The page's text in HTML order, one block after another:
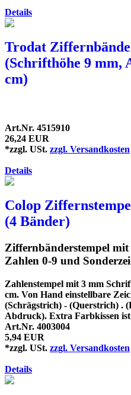
Details
Trodat
(Schrifthöhe 9 mm,
cm)
Art.Nr. 4515910
26,24 EUR
*zzgl. USt. zzgl. Versandkosten
Details
Colop
(4 Bänder)
Ziffernbänderstempel
Zahlen 0-9 und
Zahlenstempel mit 3 mm
cm. Von Hand einstellbare
(Schrägstrich) - (Querstrich) .
Abdruck). Extra Farbkissen
Art.Nr. 4003004
5,94 EUR
*zzgl. USt. zzgl. Versandkosten
Details